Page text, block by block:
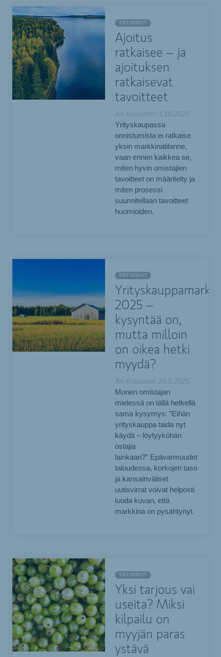
TIETOISKUT
Ajoitus
ratkaisee – ja
ajoituksen
ratkaisevat
tavoitteet
Ari Koivunen 3.10.2025
Yrityskaupassa
onnistumista ei ratkaise
yksin markkinatilanne,
vaan ennen kaikkea se,
miten hyvin omistajien
tavoitteet on määritelty ja
miten prosessi
suunnitellaan tavoitteet
huomioiden.
TIETOISKUT
2025 –
kysyntää on,
mutta milloin
on oikea hetki
myydä?
Ari Koivunen
16.9.2025
Monen omistajan
mielessä on tällä hetkellä
sama kysymys: ”Eihän
yrityskauppa taida nyt
käydä – löytyyköhän
ostajia
lainkaan?” Epävarmuudet
taloudessa, korkojen taso
ja kansainväliset
uutisvirrat voivat helposti
luoda kuvan, että
markkina on pysähtynyt.
TIETOISKUT
Yksi tarjous vai
useita? Miksi
kilpailu on
myyjän paras
ystävä